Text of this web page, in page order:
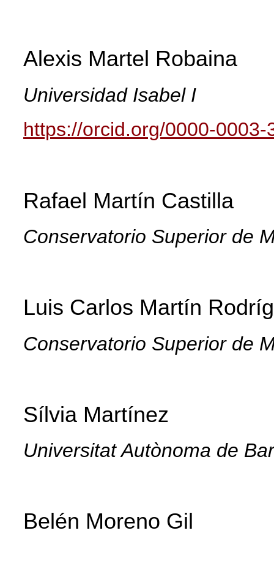
Alexis Martel Robaina
Universidad Isabel I
https://orcid.org/0000-0003-
Rafael Martín Castilla
Conservatorio Superior de
Luis Carlos Martín
Conservatorio Superior de
Sílvia Martínez
Universitat Autònoma de
Belén Moreno Gil